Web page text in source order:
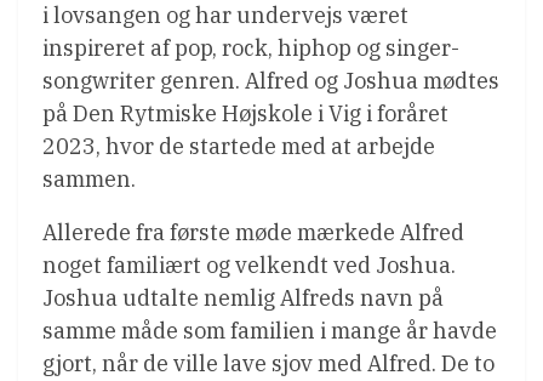
i lovsangen og har undervejs været
inspireret af pop, rock, hiphop og singer-
songwriter genren. Alfred og Joshua mødtes
på Den Rytmiske Højskole i Vig i foråret
2023, hvor de startede med at arbejde
sammen.
Allerede fra første møde mærkede Alfred
noget familiært og velkendt ved Joshua.
Joshua udtalte nemlig Alfreds navn på
samme måde som familien i mange år havde
gjort, når de ville lave sjov med Alfred. De to